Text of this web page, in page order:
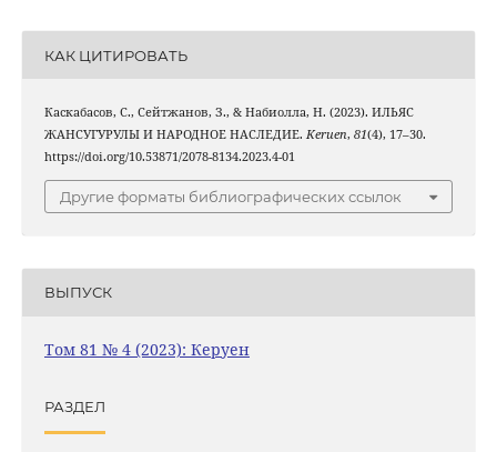
КАК ЦИТИРОВАТЬ
Каскабасов, С., Сейтжанов, З., & Набиолла, Н. (2023). ИЛЬЯС
ЖАНСУГУРУЛЫ И НАРОДНОЕ НАСЛЕДИЕ. Keruen, 81(4), 17–30.
https://doi.org/10.53871/2078-8134.2023.4-01
Другие форматы библиографических ссылок
ВЫПУСК
Том 81 № 4 (2023): Керуен
РАЗДЕЛ